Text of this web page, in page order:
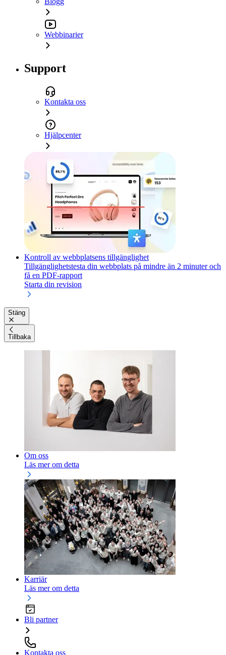
Webbinarier
Support
Kontakta oss
Hjälpcenter
Kontroll av webbplatsens tillgänglighet
Tillgänglighetstesta din webbplats på mindre än 2 minuter och
få en PDF-rapport
Starta din revision
Stäng
Tillbaka
Om oss
Läs mer om detta
Karriär
Läs mer om detta
Bli partner
Kontakta oss